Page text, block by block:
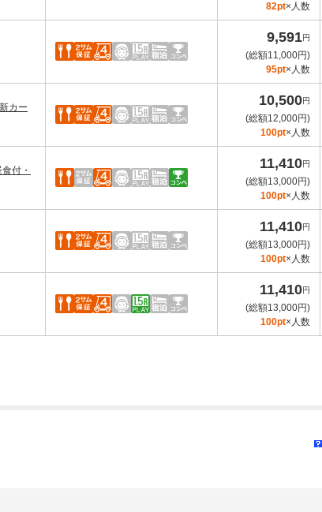
82pt×人数
9,591円
(総額11,000円)
95pt×人数
カー
10,500円
(総額12,000円)
100pt×人数
付・
11,410円
(総額13,000円)
100pt×人数
11,410円
(総額13,000円)
100pt×人数
11,410円
(総額13,000円)
100pt×人数